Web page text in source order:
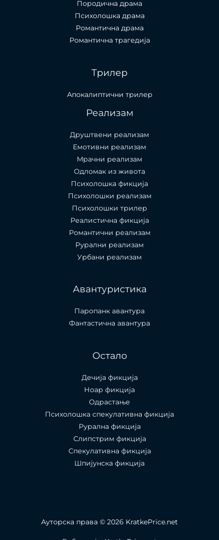
Породична драма
Психолошка драма
Романтична драма
Романтична трагедија
Трилер
Апокалиптични трилер
Реализам
Друштвени реализам
Емотивни реализам
Мрачни реализам
Одломак из живота
Психолошкa фикција
Психолошки реализам
Психолошки трилер
Реалистична фикција
Романтични реализам
Рурални реализам
Урбани реализам
Авантуристика
Паропанк авантура
Фантастична авантура
Остало
Дечија фикција
Ноар фикција
Одрастање
Психолошка спекулативна фикција
Рурална фикција
Слипстрим фикција
Спекулативна фикција
Шпијунска фикција
Ауторска права © 2026 KratkePrice.net